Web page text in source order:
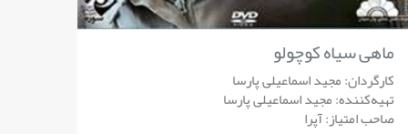
ماهی سیاه کوچولو
کارگردان: مجید اسماعیلی پارسا
تهیه‌کننده: مجید اسماعیلی پارسا
صاحب امتیاز: آپرا